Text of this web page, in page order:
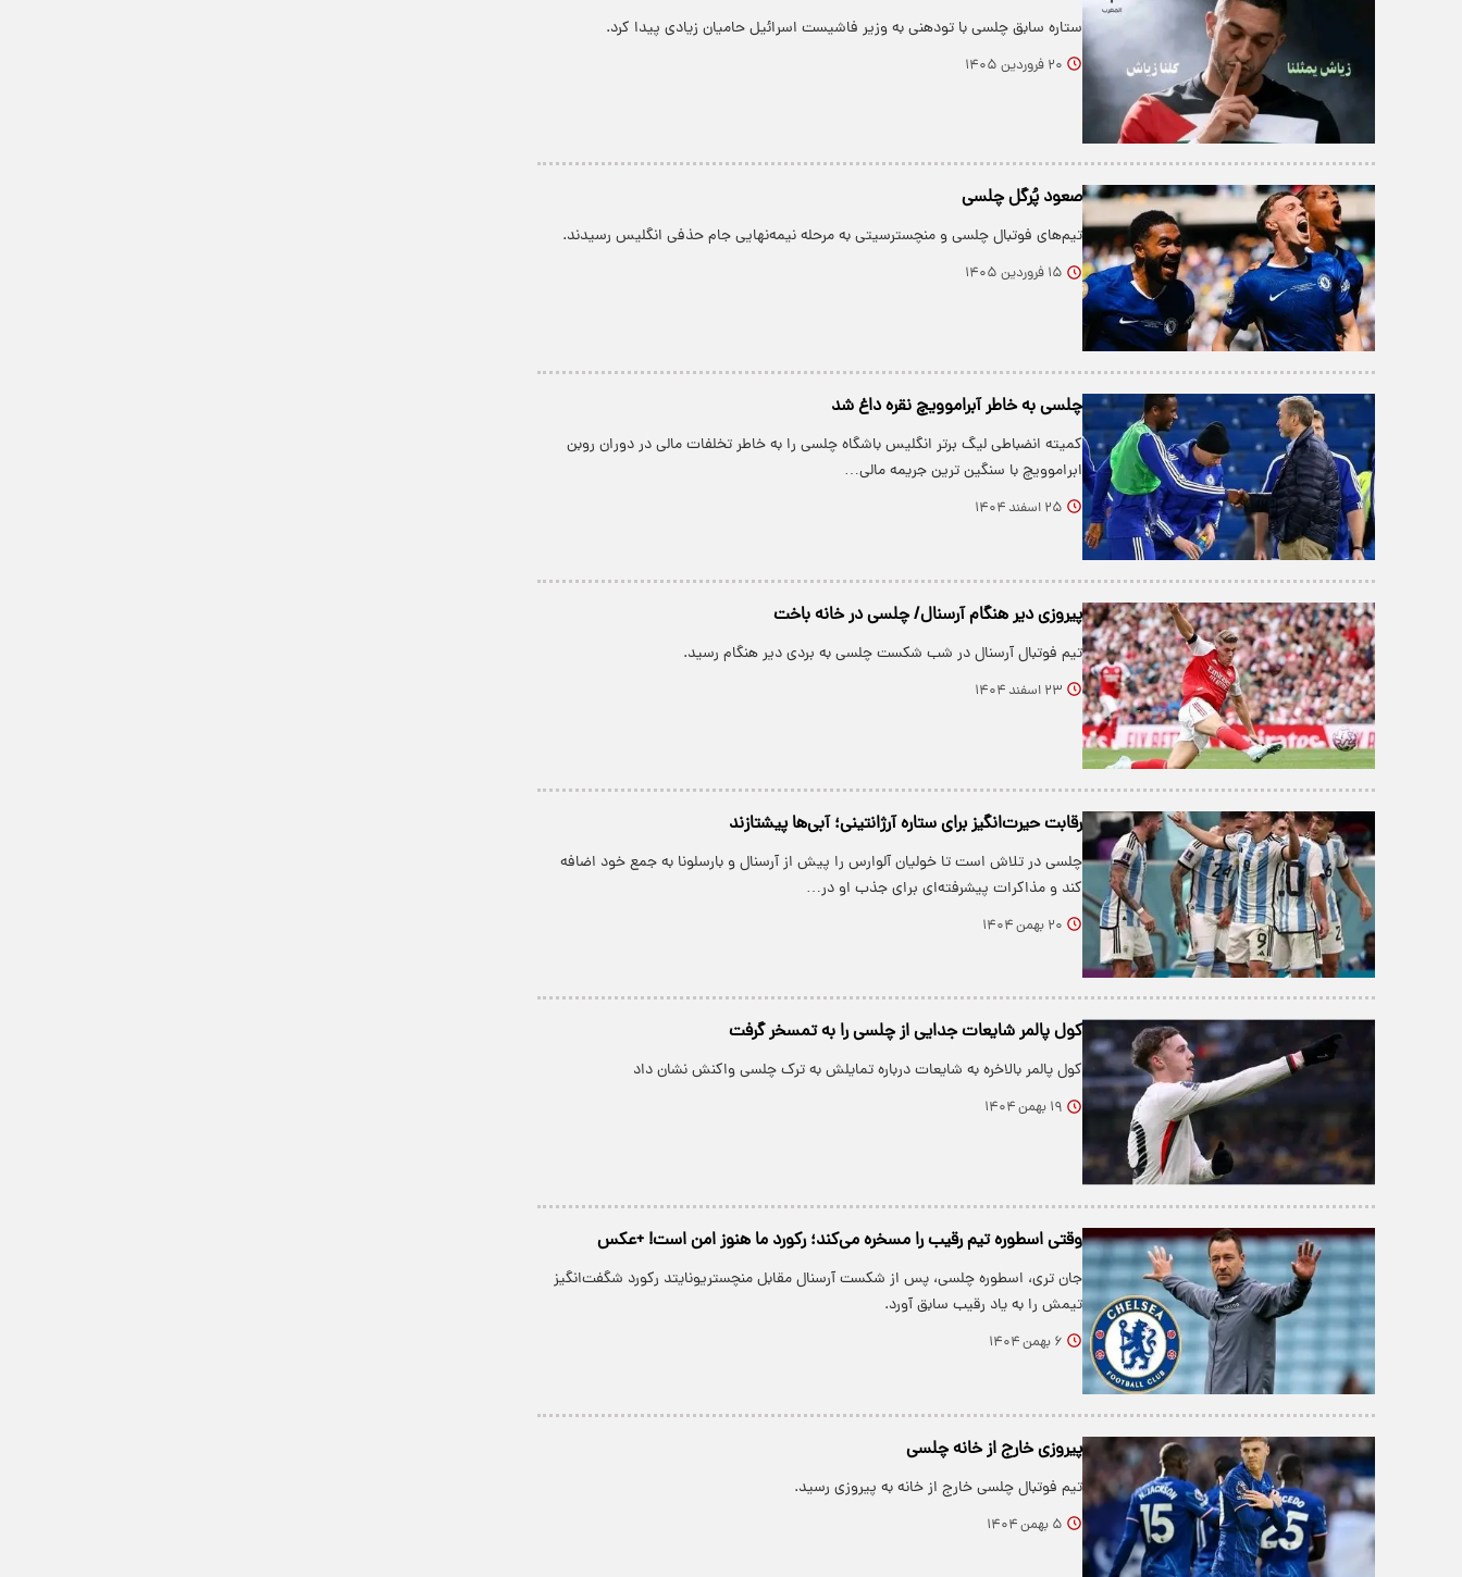
ستاره سابق چلسی با تودهنی به وزیر فاشیست اسرائیل حامیان زیادی پیدا کرد.
۲۰ فروردین ۱۴۰۵
صعود پُرگل چلسی
تیم‌های فوتبال چلسی و منچسترسیتی به مرحله نیمه‌نهایی جام حذفی انگلیس رسیدند.
۱۵ فروردین ۱۴۰۵
چلسی به خاطر آبراموویچ نقره داغ شد
کمیته انضباطی لیگ برتر انگلیس باشگاه چلسی را به خاطر تخلفات مالی در دوران روبن
ابراموویچ با سنگین ترین جریمه مالی…
۲۵ اسفند ۱۴۰۴
پیروزی دیر هنگام آرسنال/ چلسی در خانه باخت
تیم فوتبال آرسنال در شب شکست چلسی به بردی دیر هنگام رسید.
۲۳ اسفند ۱۴۰۴
رقابت حیرت‌انگیز برای ستاره آرژانتینی؛ آبی‌ها پیشتازند
چلسی در تلاش است تا خولیان آلوارس را پیش از آرسنال و بارسلونا به جمع خود اضافه
کند و مذاکرات پیشرفته‌ای برای جذب او در…
۲۰ بهمن ۱۴۰۴
کول پالمر شایعات جدایی از چلسی را به تمسخر گرفت
کول پالمر بالاخره به شایعات درباره تمایلش به ترک چلسی واکنش نشان داد
۱۹ بهمن ۱۴۰۴
وقتی اسطوره تیم رقیب را مسخره می‌کند؛ رکورد ما هنوز امن است! +عکس
جان تری، اسطوره چلسی، پس از شکست آرسنال مقابل منچستریونایتد رکورد شگفت‌انگیز
تیمش را به یاد رقیب سابق آورد.
۶ بهمن ۱۴۰۴
پیروزی خارج از خانه چلسی
تیم فوتبال چلسی خارج از خانه به پیروزی رسید.
۵ بهمن ۱۴۰۴